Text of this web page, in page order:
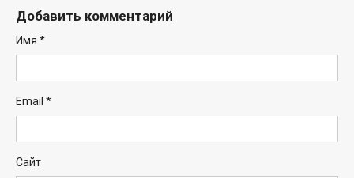
Добавить комментарий
Имя *
Email *
Сайт